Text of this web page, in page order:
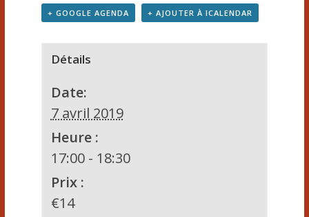
+ GOOGLE AGENDA + AJOUTER À ICALENDAR
Détails
Date:
7 avril 2019
Heure :
17:00 - 18:30
Prix :
€14